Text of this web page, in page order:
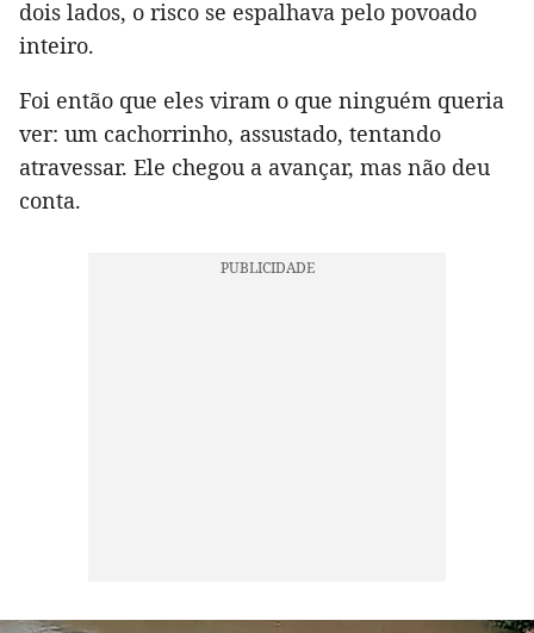
dois lados, o risco se espalhava pelo povoado
inteiro.
Foi então que eles viram o que ninguém queria
ver: um cachorrinho, assustado, tentando
atravessar. Ele chegou a avançar, mas não deu
conta.